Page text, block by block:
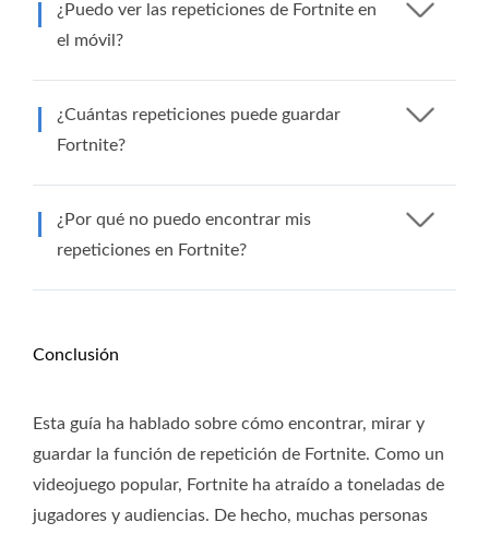
¿Puedo ver las repeticiones de Fortnite en
el móvil?
¿Cuántas repeticiones puede guardar
Fortnite?
¿Por qué no puedo encontrar mis
repeticiones en Fortnite?
Conclusión
Esta guía ha hablado sobre cómo encontrar, mirar y
guardar la función de repetición de Fortnite. Como un
videojuego popular, Fortnite ha atraído a toneladas de
jugadores y audiencias. De hecho, muchas personas